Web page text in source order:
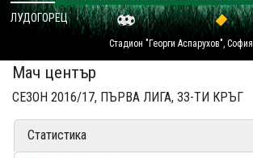
КЛУБ
ЗА ФЕНОВЕ
Стадион "Георги Аспарухов", София
ЛУДОГОРЕЦ
Мач център
СЕЗОН 2016/17, ПЪРВА ЛИГА, 33-ТИ КРЪГ
Статистика